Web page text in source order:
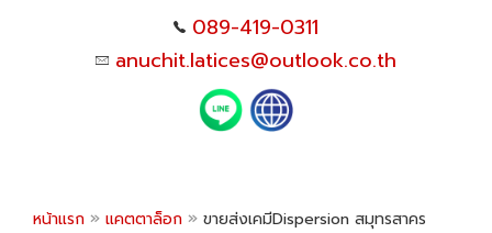
089-419-0311
anuchit.latices@outlook.co.th
หน้าแรก » แคตตาล็อก » ขายส่งเคมีDispersion สมุทรสาคร